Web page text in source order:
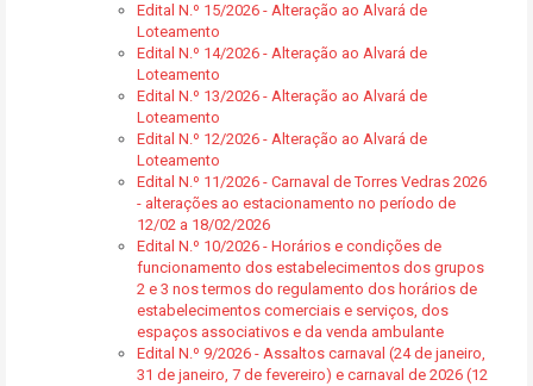
Edital N.º 15/2026 - Alteração ao Alvará de
Loteamento
Edital N.º 14/2026 - Alteração ao Alvará de
Loteamento
Edital N.º 13/2026 - Alteração ao Alvará de
Loteamento
Edital N.º 12/2026 - Alteração ao Alvará de
Loteamento
Edital N.º 11/2026 - Carnaval de Torres Vedras 2026
- alterações ao estacionamento no período de
12/02 a 18/02/2026
Edital N.º 10/2026 - Horários e condições de
funcionamento dos estabelecimentos dos grupos
2 e 3 nos termos do regulamento dos horários de
estabelecimentos comerciais e serviços, dos
espaços associativos e da venda ambulante
Edital N.º 9/2026 - Assaltos carnaval (24 de janeiro,
31 de janeiro, 7 de fevereiro) e carnaval de 2026 (12